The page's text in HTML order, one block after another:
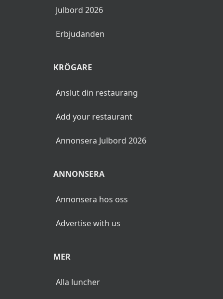
Julbord 2026
Erbjudanden
KRÖGARE
Anslut din restaurang
Add your restaurant
Annonsera Julbord 2026
ANNONSERA
Annonsera hos oss
Advertise with us
MER
Alla luncher